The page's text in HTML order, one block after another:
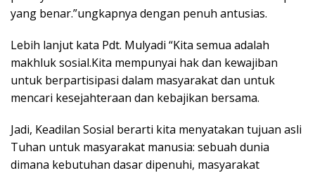
yang benar.”ungkapnya dengan penuh antusias.
Lebih lanjut kata Pdt. Mulyadi “Kita semua adalah
makhluk sosial.Kita mempunyai hak dan kewajiban
untuk berpartisipasi dalam masyarakat dan untuk
mencari kesejahteraan dan kebajikan bersama.
Jadi, Keadilan Sosial berarti kita menyatakan tujuan asli
Tuhan untuk masyarakat manusia: sebuah dunia
dimana kebutuhan dasar dipenuhi, masyarakat